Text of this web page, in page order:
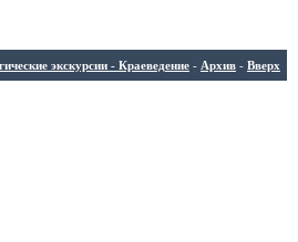
экскурсии - Краеведение - Архив - Вверх